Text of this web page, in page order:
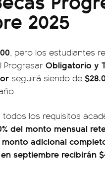
2025
, pero los estudiantes
Progresar Obligatorio y
seguirá siendo de
los requisitos
del monto mensual
monto adicional
septiembre recibirán
01:26